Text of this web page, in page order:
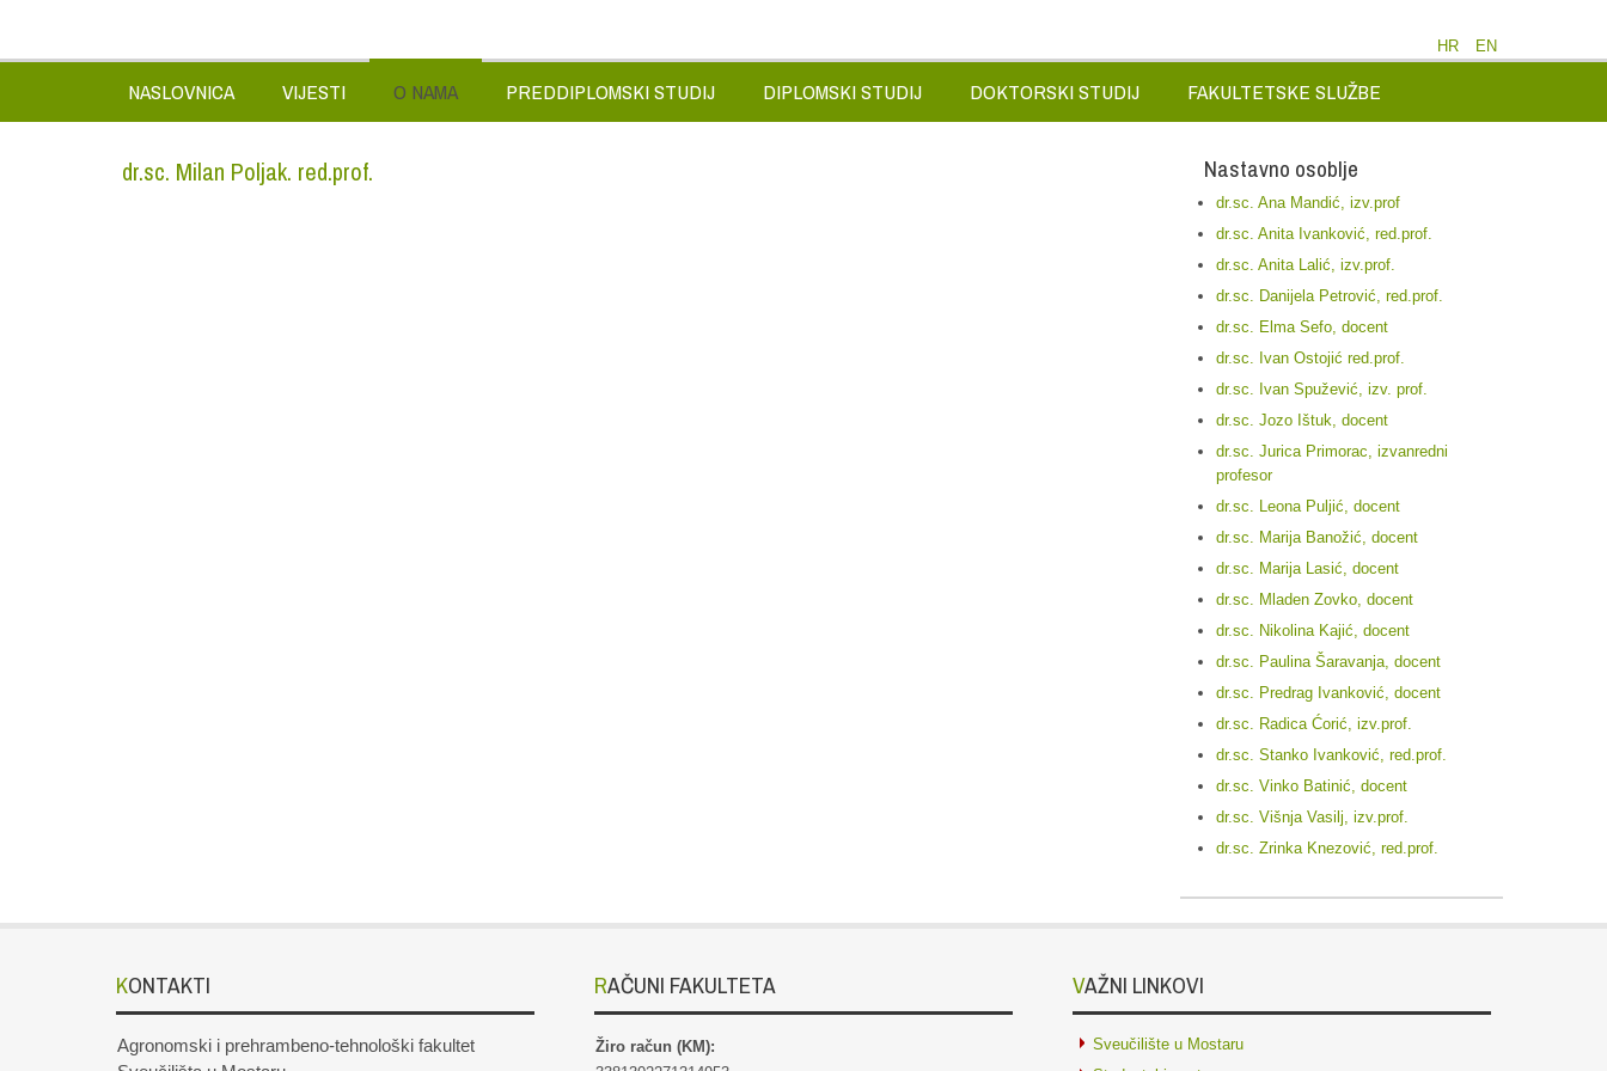
HR EN
NASLOVNICA VIJESTI O NAMA PREDDIPLOMSKI STUDIJ DIPLOMSKI STUDIJ DOKTORSKI STUDIJ FAKULTETSKE SLUŽBE
dr.sc. Milan Poljak. red.prof. Nastavno osoblje
dr.sc. Ana Mandić, izv.prof
dr.sc. Anita Ivanković, red.prof.
dr.sc. Anita Lalić, izv.prof.
dr.sc. Danijela Petrović, red.prof.
dr.sc. Elma Sefo, docent
dr.sc. Ivan Ostojić red.prof.
dr.sc. Ivan Spužević, izv. prof.
dr.sc. Jozo Ištuk, docent
dr.sc. Jurica Primorac, izvanredni
profesor
dr.sc. Leona Puljić, docent
dr.sc. Marija Banožić, docent
dr.sc. Marija Lasić, docent
dr.sc. Mladen Zovko, docent
dr.sc. Nikolina Kajić, docent
dr.sc. Paulina Šaravanja, docent
dr.sc. Predrag Ivanković, docent
dr.sc. Radica Ćorić, izv.prof.
dr.sc. Stanko Ivanković, red.prof.
dr.sc. Vinko Batinić, docent
dr.sc. Višnja Vasilj, izv.prof.
dr.sc. Zrinka Knezović, red.prof.
KONTAKTI
Agronomski i prehrambeno-tehnološki fakultet
RAČUNI FAKULTETA
Žiro račun (KM):
VAŽNI LINKOVI
Sveučilište u Mostaru